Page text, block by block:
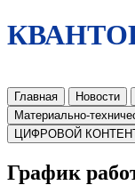
Главная Новости
Материально-
ЦИФРОВОЙ
График